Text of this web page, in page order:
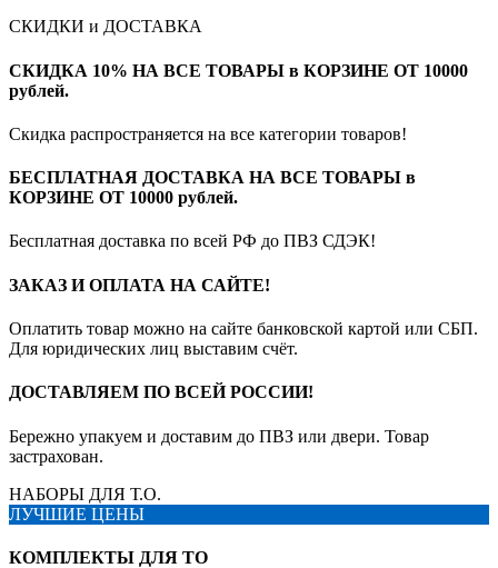
СКИДКИ и ДОСТАВКА
СКИДКА 10% НА ВСЕ ТОВАРЫ в КОРЗИНЕ ОТ 10000
рублей.
Скидка распространяется на все категории товаров!
БЕСПЛАТНАЯ ДОСТАВКА НА ВСЕ ТОВАРЫ в
КОРЗИНЕ ОТ 10000 рублей.
Бесплатная доставка по всей РФ до ПВЗ СДЭК!
ЗАКАЗ И ОПЛАТА НА САЙТЕ!
Оплатить товар можно на сайте банковской картой или СБП.
Для юридических лиц выставим счёт.
ДОСТАВЛЯЕМ ПО ВСЕЙ РОССИИ!
Бережно упакуем и доставим до ПВЗ или двери. Товар
застрахован.
НАБОРЫ ДЛЯ Т.О.
ЛУЧШИЕ ЦЕНЫ
КОМПЛЕКТЫ ДЛЯ ТО